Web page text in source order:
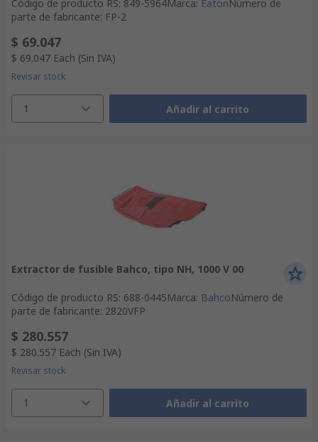
Código de producto RS: 849-5964Marca: Eaton Número de
parte de fabricante: FP-2
$ 69.047
$ 69.047 Each (Sin IVA)
Revisar stock
1 Añadir al carrito
Extractor de fusible Bahco, tipo NH, 1000 V 00
Código de producto RS: 688-0445Marca: BahcoNúmero de
parte de fabricante: 2820VFP
$ 280.557
$ 280.557 Each (Sin IVA)
Revisar stock
1 Añadir al carrito